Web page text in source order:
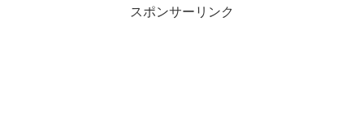
スポンサーリンク